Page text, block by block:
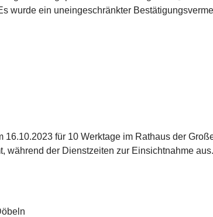
wurde ein uneingeschränkter
16.10.2023 für 10 Werktage im Rathaus der
während der Dienstzeiten zur Einsichtnahme aus.